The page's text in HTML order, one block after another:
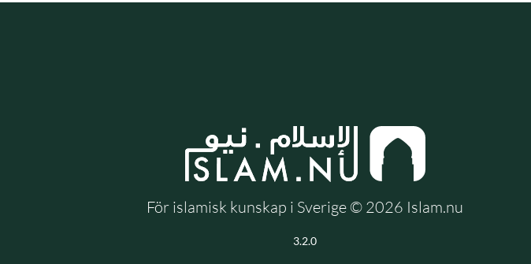
För islamisk kunskap i Sverige © 2026 Islam.nu
3.2.0